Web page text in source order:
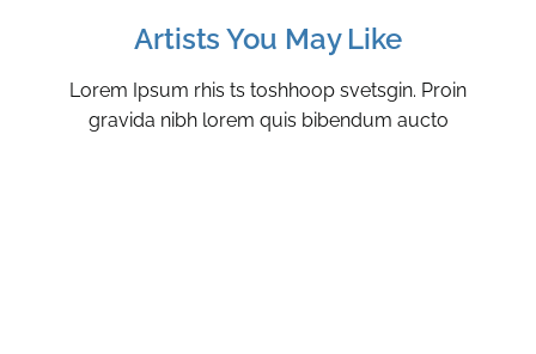
Artists You May Like
Lorem Ipsum rhis ts toshhoop svetsgin. Proin
gravida nibh lorem quis bibendum aucto